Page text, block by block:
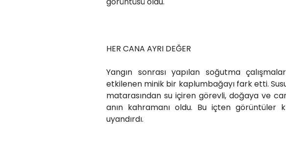
HER CANA AYRI DEĞER
Yangın sonrası yapılan soğutma
etkilenen minik bir kaplumbağayı fark etti.
matarasından su içiren görevli, doğaya ve
anın kahramanı oldu. Bu içten görüntüler
uyandırdı.